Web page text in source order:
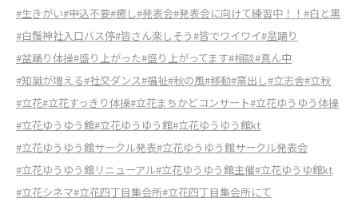
#生きがい#申込不要#癒し#発表会#発表会に向けて練習中！！ #白と黒
#白鬚神社入口バス停#皆さん楽しそう#皆でワイワイ#盆踊り
#盆踊り体操#盛り上がった#盛り上がってます#相談#真ん中
#知識が増える#社交ダンス#福祉#秋の風#移動#窯出し#立志舎#立秋
#立花#立花すっきり体操#立花まちかどコンサート#立花ゆうゆう体操
#立花ゆうゆう館#立花ゆうゆう館#立花ゆうゆう館kt
#立花ゆうゆう館サークル発表#立花ゆうゆう館サークル発表会
#立花ゆうゆう館リニューアル#立花ゆうゆう館主催#立花ゆうゆ館kt
#立花シネマ#立花四丁目集会所#立花四丁目集会所にて